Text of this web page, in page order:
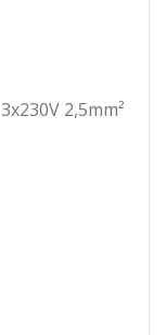
3x230V 2,5mm²